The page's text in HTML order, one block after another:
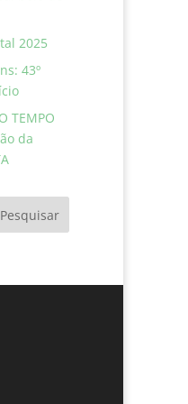
2025
43º
TEMPO
da
Pesquisar